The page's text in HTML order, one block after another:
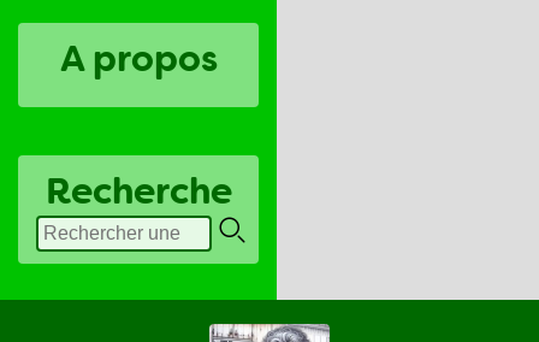
A propos
Recherche